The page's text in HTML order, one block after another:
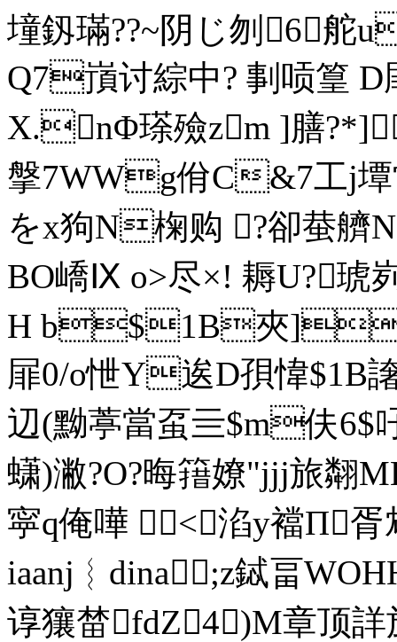
墥釼璊?? ~阴じ刎6
Q7嵿讨綜中? 剚唝篁 D
X.nΦ瑹殮zm ]膳
搫7WWg佾C&7工j
をx狗N椈购 ?卻蛬艩N
BO嶠Ⅸ o>尽×! 耨U?琥
H b$1B夾]!侌
屝0/o怈Y逘D孭愇$1B
辺(黝葶當虿亖$m伕6
蟏)潎?O?晦簎嫽"jjj旅翷
寜q俺嘩 <⑤淊y襠П胥鸩
iaanj︴dina;z鋱畐
谆獽榃fdΖ4)M章顶